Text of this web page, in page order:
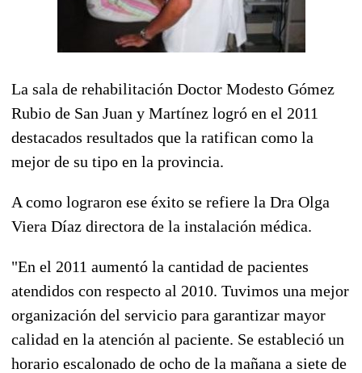
La sala de rehabilitación Doctor Modesto Gómez
Rubio de San Juan y Martínez logró en el 2011
destacados resultados que la ratifican como la
mejor de su tipo en la provincia.
A como lograron ese éxito se refiere la Dra Olga
Viera Díaz directora de la instalación médica.
"En el 2011 aumentó la cantidad de pacientes
atendidos con respecto al 2010. Tuvimos una mejor
organización del servicio para garantizar mayor
calidad en la atención al paciente. Se estableció un
horario escalonado de ocho de la mañana a siete de